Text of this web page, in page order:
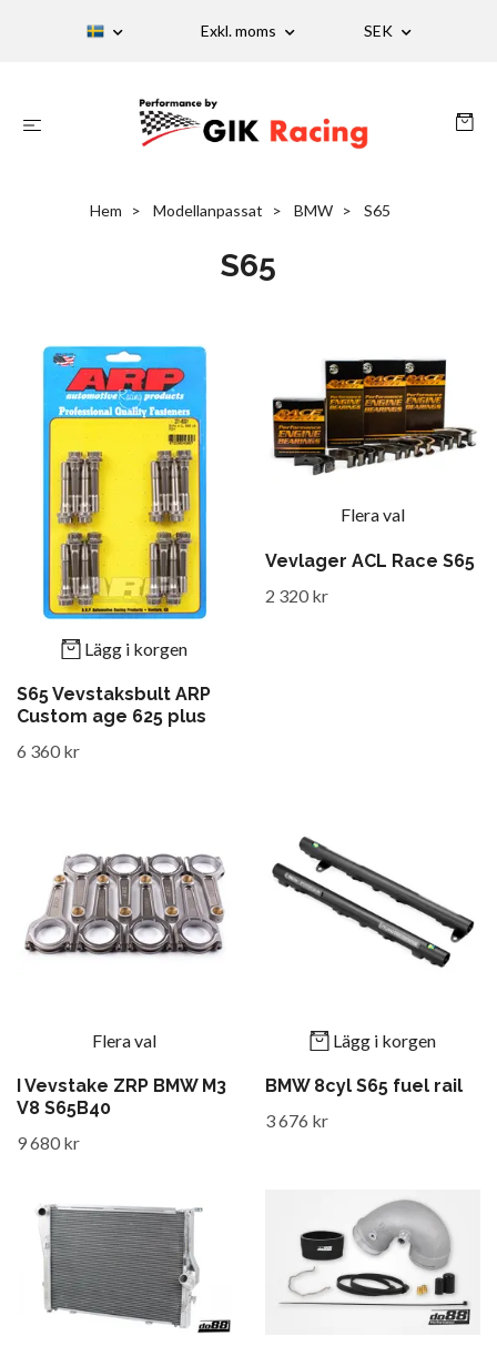
Exkl. moms SEK
Hem Modellanpassat BMW S65
S65
Lägg i korgen
S65 Vevstaksbult ARP
Custom age 625 plus
6 360 kr
Flera val
Vevlager ACL Race S65
2 320 kr
Flera val
I Vevstake ZRP BMW M3
V8 S65B40
9 680 kr
Lägg i korgen
BMW 8cyl S65 fuel rail
3 676 kr